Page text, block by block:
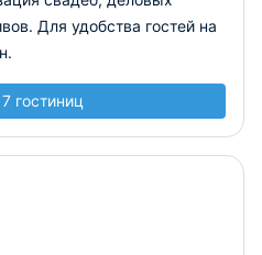
Для удобства гостей на
гостиниц